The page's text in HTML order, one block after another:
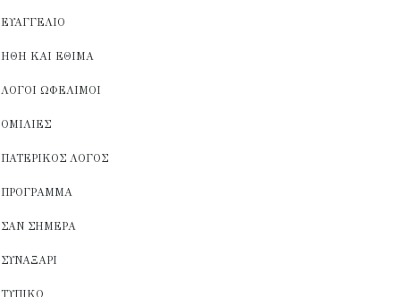
ΕΥΑΓΓΈΛΙΟ
ΉΘΗ ΚΑΙ ΈΘΙΜΑ
ΛΌΓΟΙ ΩΦΈΛΙΜΟΙ
ΟΜΙΛΊΕΣ
ΠΑΤΕΡΙΚΌΣ ΛΌΓΟΣ
ΠΡΌΓΡΑΜΜΑ
ΣΑΝ ΣΉΜΕΡΑ
ΣΥΝΑΞΆΡΙ
ΤΥΠΙΚΌ